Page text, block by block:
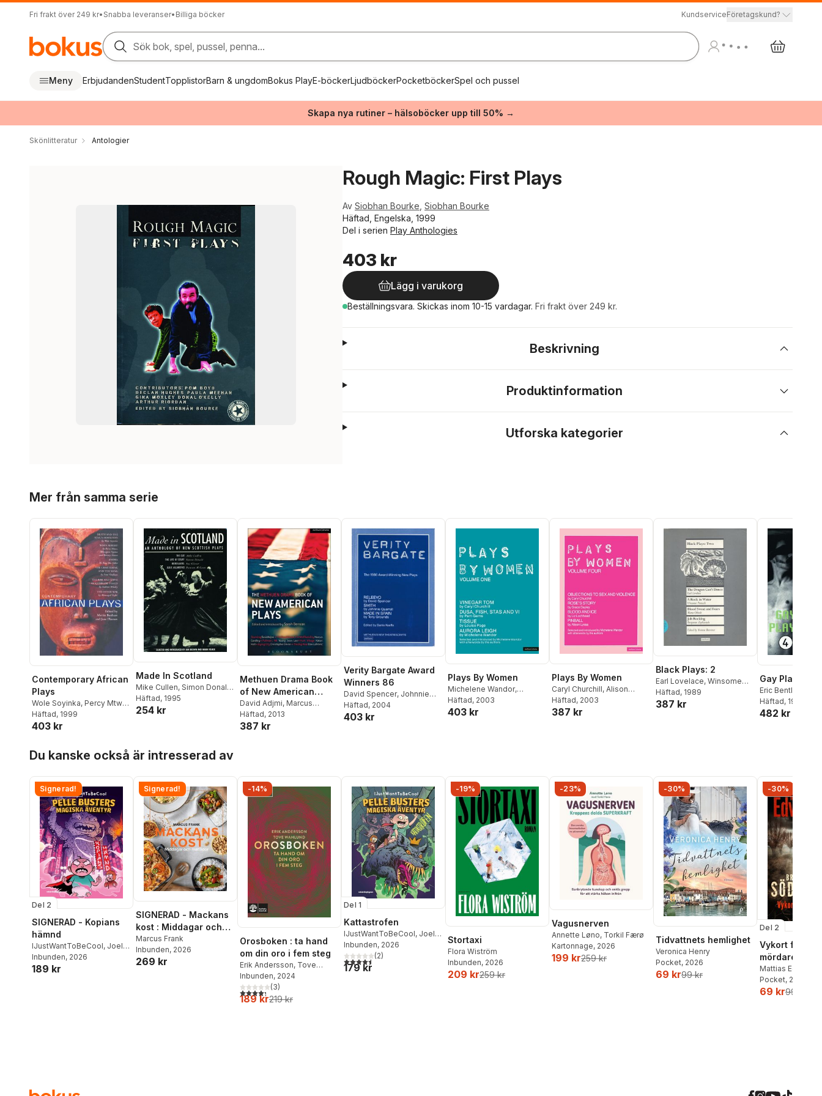
Fri frakt över 249 kr• Snabba leveranser• Billiga böcker KundserviceFöretagskund?
Sök bok, spel, pussel, penna...
Meny ErbjudandenStudentTopplistorBarn & ungdomBokus PlayE-böckerLjudböckerPocketböckerSpel och pussel
Skapa nya rutiner – hälsoböcker upp till 50% →
Skönlitteratur Antologier
Rough Magic: First Plays
Av Siobhan Bourke Siobhan Bourke
Häftad, Engelska, 1999
Del i serien Play Anthologies
403 kr
Lägg i varukorg
Beställningsvara. Skickas inom 10-15 vardagar. Fri frakt över 249 kr.
Beskrivning
Produktinformation
Utforska kategorier
Mer från samma serie
Contemporary African
Plays
Wole Soyinka, Percy Mtwa ,
Mbongeni Ngema
Simon,Ama Ata Aidoo
Tesfai,Martin Banham
Häftad, 1999
403 kr
Made In Scotland
Mike Cullen, Simon Donald ,
Ian Brown,Mark Fisher
Häftad, 1995
254 kr
Methuen Drama Book
of New American
Plays
David Adjmi, Marcus
Gardley ,Young Jean Lee
Katori Hall
Häftad, 2013
387 kr
Verity Bargate Award
Winners 86
David Spencer, Johnnie
Quarrell ,Tony Grounds
Barry Keeffe
Häftad, 2004
403 kr
Plays By Women
Michelene Wandor,
Michelene Wandor
Häftad, 2003
403 kr
Plays By Women
Caryl Churchill, Alison
Lyssa,Grace Dayley
Lochhead
Häftad, 2003
387 kr
Black Plays: 2
Earl Lovelace, Winsome
Pinnock ,Benjamin
Zephaniah
Häftad, 1989
387 kr
Gay Plays 4
Eric Bentley
Killingworth
Neil Bartlett
Häftad, 1990
482 kr
Du kanske också är intresserad av
Signerad!
Del 2
SIGNERAD - Kopians
hämnd
IJustWantToBeCool, Joel
Adolphson,Emil Ejdemo
Beer ,Victor Beer
Inbunden, 2026
189 kr
Signerad!
SIGNERAD - Mackans
kost : Middagar och
matlådor
Marcus Frank
Inbunden, 2026
269 kr
-14%
Orosboken : ta hand
om din oro i fem steg
Erik Andersson, Tove
Wahlund
Inbunden, 2024
4,3utav 5 stjärnor. Totalt antal röster:
(3)
189 kr219 kr
Del 1
Kattastrofen
IJustWantToBeCool, Joel
Adolphson,Emil Ejdemo
Beer,Victor Beer
Inbunden, 2026
4,5utav 5 stjärnor. Totalt antal röster:
(2)
179 kr
-19%
Stortaxi
Flora Wiström
Inbunden, 2026
209 kr259 kr
-23%
Vagusnerven
Annette Løno, Torkil Færø
Kartonnage, 2026
199 kr259 kr
-30%
Tidvattnets hemlighet
Veronica Henry
Pocket, 2026
69 kr99 kr
-30%
Del 2
Vykort från en
mördare
Mattias
Pocket, 2026
69 kr99 kr